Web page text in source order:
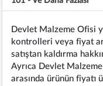
Devlet Malzeme Ofisi
kontrolleri veya fiyat
satıştan kaldırma
Ayrıca Devlet
arasında ürünün fiyatı